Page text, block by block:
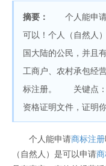
产权有限公司
摘要：
个人能申请
可以！个人（自然人
国大陆的公民，并且
工商户、农村承包经
标注册。 关键点：
资格证明文件，证明
个人能申请商标注册
（自然人）是可以申请